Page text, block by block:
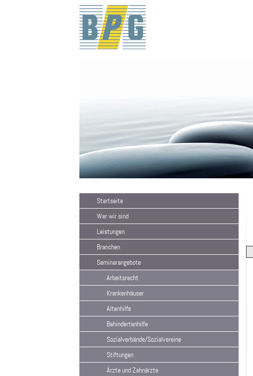
Startseite
Wer wir sind
Leistungen
Branchen
Seminarangebote
Arbeitsrecht
Krankenhäuser
Altenhilfe
Behindertenhilfe
Sozialverbände/Sozialvereine
Stiftungen
Ärzte und Zahnärzte